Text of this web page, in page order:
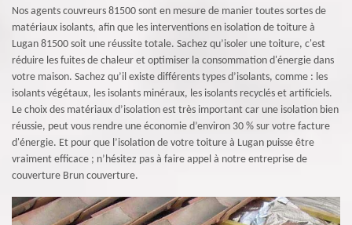
Nos agents couvreurs 81500 sont en mesure de manier toutes sortes de
matériaux isolants, afin que les interventions en isolation de toiture à
Lugan 81500 soit une réussite totale. Sachez qu’isoler une toiture, c'est
réduire les fuites de chaleur et optimiser la consommation d'énergie dans
votre maison. Sachez qu’il existe différents types d’isolants, comme : les
isolants végétaux, les isolants minéraux, les isolants recyclés et artificiels.
Le choix des matériaux d’isolation est très important car une isolation bien
réussie, peut vous rendre une économie d’environ 30 % sur votre facture
d'énergie. Et pour que l’isolation de votre toiture à Lugan puisse être
vraiment efficace ; n’hésitez pas à faire appel à notre entreprise de
couverture Brun couverture.